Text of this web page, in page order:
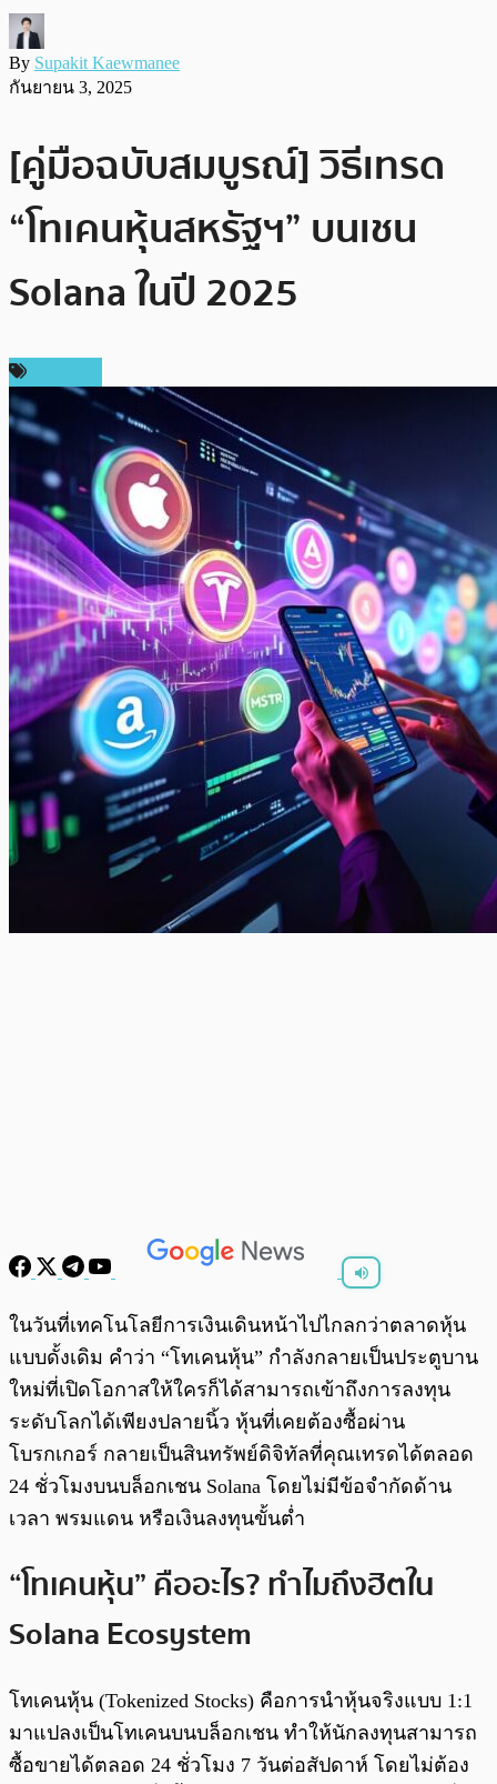
By Supakit Kaewmanee
กันยายน 3, 2025
[คู่มือฉบับสมบูรณ์] วิธีเทรด
“โทเคนหุ้นสหรัฐฯ” บนเชน
Solana ในปี 2025
พร้อมเล่น 0:00 0:00
ในวันที่เทคโนโลยีการเงินเดินหน้าไปไกลกว่าตลาดหุ้น
แบบดั้งเดิม คำว่า “โทเคนหุ้น” กำลังกลายเป็นประตูบาน
ใหม่ที่เปิดโอกาสให้ใครก็ได้สามารถเข้าถึงการลงทุน
ระดับโลกได้เพียงปลายนิ้ว หุ้นที่เคยต้องซื้อผ่าน
โบรกเกอร์ กลายเป็นสินทรัพย์ดิจิทัลที่คุณเทรดได้ตลอด
24 ชั่วโมงบนบล็อกเชน Solana โดยไม่มีข้อจำกัดด้าน
เวลา พรมแดน หรือเงินลงทุนขั้นต่ำ
“โทเคนหุ้น” คืออะไร? ทำไมถึงฮิตใน
Solana Ecosystem
โทเคนหุ้น (Tokenized Stocks) คือการนำหุ้นจริงแบบ 1:1
มาแปลงเป็นโทเคนบนบล็อกเชน ทำให้นักลงทุนสามารถ
ซื้อขายได้ตลอด 24 ชั่วโมง 7 วันต่อสัปดาห์ โดยไม่ต้อง